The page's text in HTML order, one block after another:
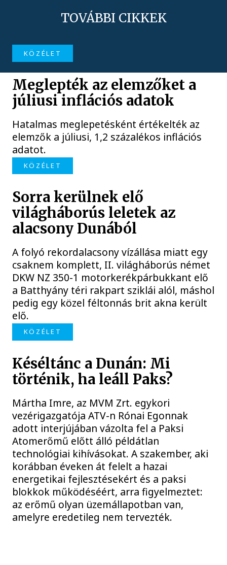
TOVÁBBI CIKKEK
KÖZÉLET
Meglepték az elemzőket a
júliusi inflációs adatok
Hatalmas meglepetésként értékelték az
elemzők a júliusi, 1,2 százalékos inflációs
adatot.
KÖZÉLET
Sorra kerülnek elő
világháborús leletek az
alacsony Dunából
A folyó rekordalacsony vízállása miatt egy
csaknem komplett, II. világháborús német
DKW NZ 350-1 motorkerékpárbukkant elő
a Batthyány téri rakpart sziklái alól, máshol
pedig egy közel féltonnás brit akna került
elő.
KÖZÉLET
Késéltánc a Dunán: Mi
történik, ha leáll Paks?
Mártha Imre, az MVM Zrt. egykori
vezérigazgatója ATV-n Rónai Egonnak
adott interjújában vázolta fel a Paksi
Atomerőmű előtt álló példátlan
technológiai kihívásokat. A szakember, aki
korábban éveken át felelt a hazai
energetikai fejlesztésekért és a paksi
blokkok működéséért, arra figyelmeztet:
az erőmű olyan üzemállapotban van,
amelyre eredetileg nem tervezték.